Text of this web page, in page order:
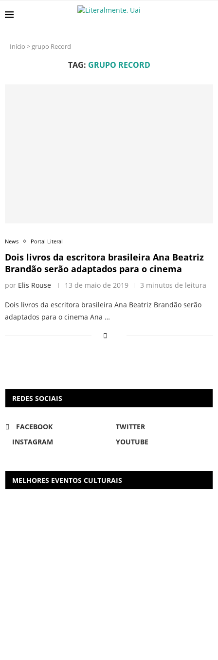
Início > grupo Record
TAG: GRUPO RECORD
News Portal Literal
Dois livros da escritora brasileira Ana Beatriz
Brandão serão adaptados para o cinema
por Elis Rouse 13 de maio de 2019 3 minutos de leitura
Dois livros da escritora brasileira Ana Beatriz Brandão serão
adaptados para o cinema Ana …
REDES SOCIAIS
FACEBOOK
TWITTER
INSTAGRAM
YOUTUBE
MELHORES EVENTOS CULTURAIS